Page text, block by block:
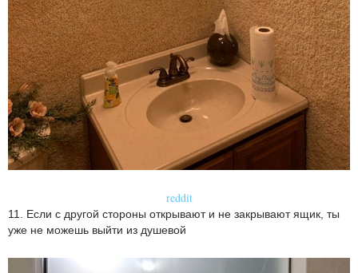
reddit
11. Если с другой стороны открывают и не закрывают ящик, ты
уже не можешь выйти из душевой